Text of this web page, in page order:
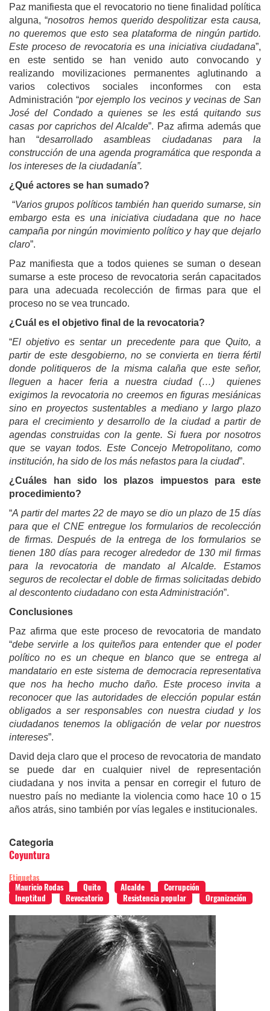
Paz manifiesta que el revocatorio no tiene finalidad política
alguna, “nosotros hemos querido despolitizar esta causa,
no queremos que esto sea plataforma de ningún partido.
Este proceso de revocatoria es una iniciativa ciudadana”,
en este sentido se han venido auto convocando y
realizando movilizaciones permanentes aglutinando a
varios colectivos sociales inconformes con esta
Administración “por ejemplo los vecinos y vecinas de San
José del Condado a quienes se les está quitando sus
casas por caprichos del Alcalde”. Paz afirma además que
han “desarrollado asambleas ciudadanas para la
construcción de una agenda programática que responda a
los intereses de la ciudadanía”.
¿Qué actores se han sumado?
“Varios grupos políticos también han querido sumarse, sin
embargo esta es una iniciativa ciudadana que no hace
campaña por ningún movimiento político y hay que dejarlo
claro”.
Paz manifiesta que a todos quienes se suman o desean
sumarse a este proceso de revocatoria serán capacitados
para una adecuada recolección de firmas para que el
proceso no se vea truncado.
¿Cuál es el objetivo final de la revocatoria?
“El objetivo es sentar un precedente para que Quito, a
partir de este desgobierno, no se convierta en tierra fértil
donde politiqueros de la misma calaña que este señor,
lleguen a hacer feria a nuestra ciudad (…)
quienes
exigimos la revocatoria no creemos en figuras mesiánicas
sino en proyectos sustentables a mediano y largo plazo
para el crecimiento y desarrollo de la ciudad a partir de
agendas construidas con la gente. Si fuera por nosotros
que se vayan todos. Este Concejo Metropolitano, como
institución, ha sido de los más nefastos para la ciudad”.
¿Cuáles han sido los plazos impuestos para este
procedimiento?
“A partir del martes 22 de mayo se dio un plazo de 15 días
para que el CNE entregue los formularios de recolección
de firmas. Después de la entrega de los formularios se
tienen 180 días para recoger alrededor de 130 mil firmas
para la revocatoria de mandato al Alcalde. Estamos
seguros de recolectar el doble de firmas solicitadas debido
al descontento ciudadano con esta Administración”.
Conclusiones
Paz afirma que este proceso de revocatoria de mandato
“debe servirle a los quiteños para entender que el poder
político no es un cheque en blanco que se entrega al
mandatario en este sistema de democracia representativa
que nos ha hecho mucho daño. Este proceso invita a
reconocer que las autoridades de elección popular están
obligados a ser responsables con nuestra ciudad y los
ciudadanos tenemos la obligación de velar por nuestros
intereses”.
David deja claro que el proceso de revocatoria de mandato
se puede dar en cualquier nivel de representación
ciudadana y nos invita a pensar en corregir el futuro de
nuestro país no mediante la violencia como hace 10 o 15
años atrás, sino también por vías legales e institucionales.
Categoria
Coyuntura
Etiquetas
Mauricio Rodas
Quito Alcalde
Corrupción
Ineptitud
Revocatorio Resistencia popular Organización